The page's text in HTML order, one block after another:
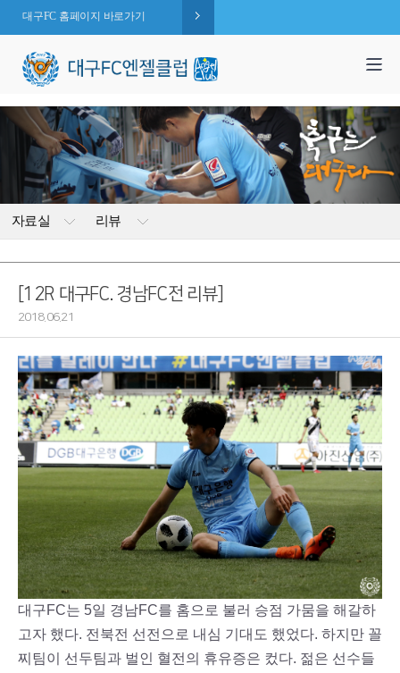
대구FC 홈페이지 바로가기
자료실 리뷰
[12R 대구FC. 경남FC전 리뷰]
2018.06.21
대구FC는 5일 경남FC를 홈으로 불러 승점 가뭄을 해갈하
고자 했다. 전북전 선전으로 내심 기대도 했었다. 하지만 꼴
찌팀이 선두팀과 벌인 혈전의 휴유증은 컸다. 젊은 선수들